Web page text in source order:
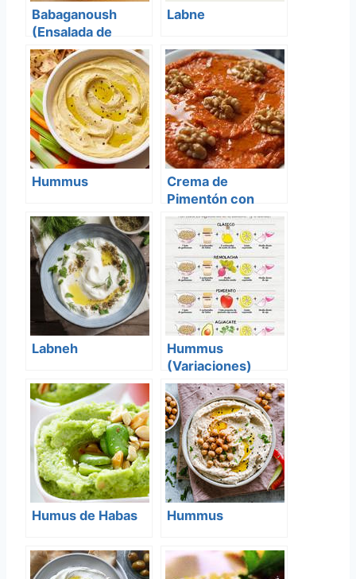
Babaganoush
(Ensalada de
Berenjena y Ajo
Asado)
Labne
Hummus
Crema de
Pimentón con
Nueces
Labneh
Hummus
(Variaciones)
Humus de Habas Hummus